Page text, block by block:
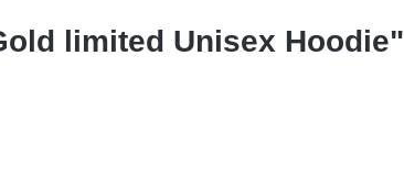
limited Unisex Hoodie"